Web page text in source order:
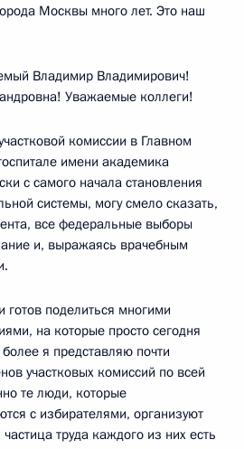
Москвы много лет. Это наш
Владимир Владимирович!
Уважаемые коллеги!
комиссии в Главном
имени академика
с самого начала становления
системы, могу смело сказать,
все федеральные выборы
и, выражаясь врачебным
готов поделиться многими
на которые просто сегодня
я представляю почти
участковых комиссий по всей
те люди, которые
с избирателями, организуют
труда каждого из них есть